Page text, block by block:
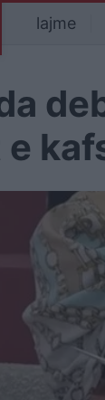
lajme